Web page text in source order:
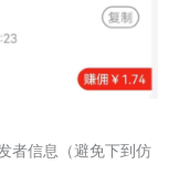
者信息（避免下到仿